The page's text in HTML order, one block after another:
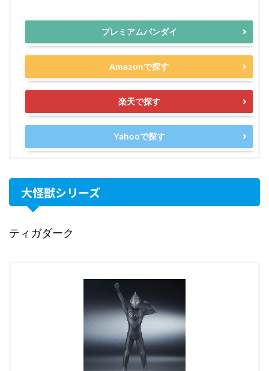
プレミアムバンダイ
Amazonで探す
楽天で探す
Yahooで探す
大怪獣シリーズ
ティガダーク